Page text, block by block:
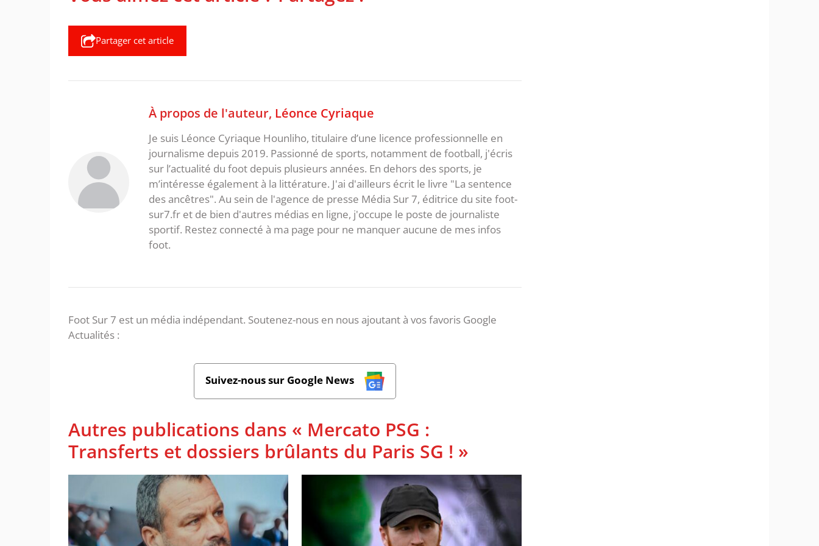
Partager cet article
À propos de l'auteur, Léonce Cyriaque
Je suis Léonce Cyriaque Hounliho, titulaire d’une licence professionnelle en
journalisme depuis 2019. Passionné de sports, notamment de football, j'écris
sur l’actualité du foot depuis plusieurs années. En dehors des sports, je
m’intéresse également à la littérature. J'ai d'ailleurs écrit le livre "La sentence
des ancêtres". Au sein de l'agence de presse Média Sur 7, éditrice du site foot-
sur7.fr et de bien d'autres médias en ligne, j'occupe le poste de journaliste
sportif. Restez connecté à ma page pour ne manquer aucune de mes infos
foot.
Foot Sur 7 est un média indépendant. Soutenez-nous en nous ajoutant à vos favoris Google
Actualités :
Suivez-nous sur Google News
Autres publications dans « Mercato PSG :
Transferts et dossiers brûlants du Paris SG ! »